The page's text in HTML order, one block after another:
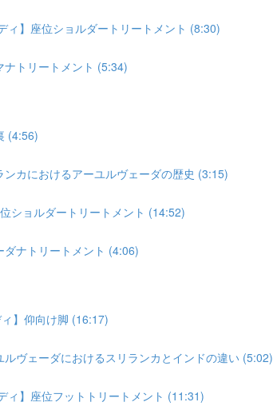
ィ】座位ショルダートリートメント (8:30)
ナトリートメント (5:34)
(4:56)
ンカにおけるアーユルヴェーダの歴史 (3:15)
ショルダートリートメント (14:52)
ダナトリートメント (4:06)
】仰向け脚 (16:17)
ルヴェーダにおけるスリランカとインドの違い (5:02)
ィ】座位フットトリートメント (11:31)